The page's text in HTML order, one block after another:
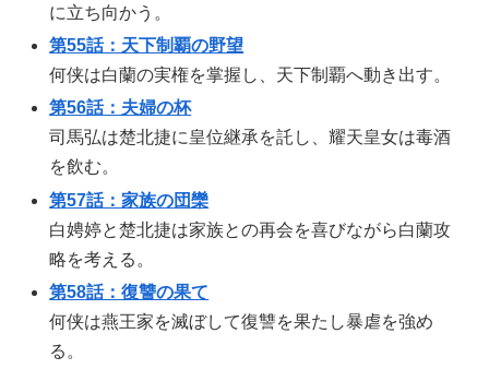
に立ち向かう。
第55話：天下制覇の野望
何侠は白蘭の実権を掌握し、天下制覇へ動き出す。
第56話：夫婦の杯
司馬弘は楚北捷に皇位継承を託し、耀天皇女は毒酒
を飲む。
第57話：家族の団欒
白娉婷と楚北捷は家族との再会を喜びながら白蘭攻
略を考える。
第58話：復讐の果て
何侠は燕王家を滅ぼして復讐を果たし暴虐を強め
る。